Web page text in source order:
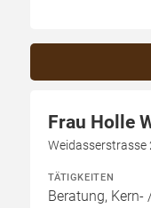
Frau Holle
Weidasserstrasse
TÄTIGKEITEN
Beratung,